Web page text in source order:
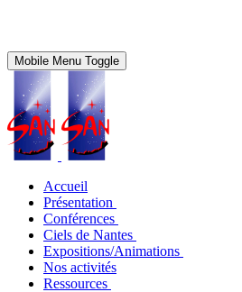
Mobile Menu Toggle
Accueil
Présentation
Conférences
Ciels de Nantes
Expositions/Animations
Nos activités
Ressources